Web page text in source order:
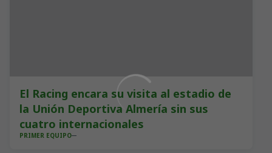
El Racing encara su visita al estadio de
la Unión Deportiva Almería sin sus
cuatro internacionales
PRIMER EQUIPO